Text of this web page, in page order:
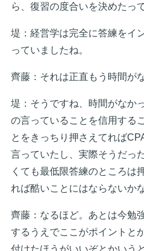
ら、復習の度合いを決めたっ
堤：経営学は完全に答練をイ
っていましたね。
齊藤：それは正直もう時間が
堤：そうですね、時間がなか
の言っていることを信用する
とをきっちり押さえてれば
言っていたし、実際そうだっ
くても最低限答練のところは
れば酷いことにはならないか
齊藤：なるほど。あとは今勉
するうえでここがポイントと